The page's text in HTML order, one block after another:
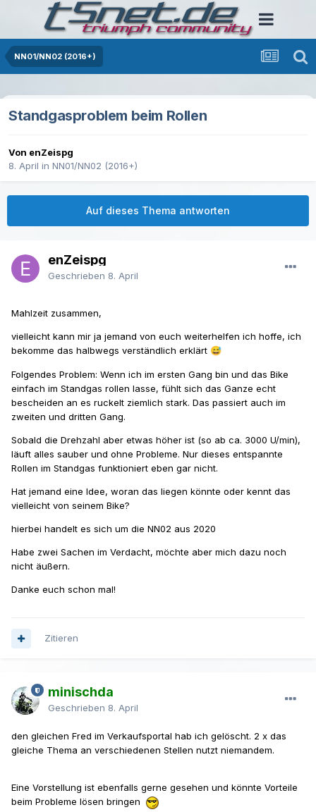
NN01/NN02 (2016+)
Standgasproblem beim Rollen
Von enZeispg
8. April in NN01/NN02 (2016+)
Auf dieses Thema antworten
enZeispg
Geschrieben 8. April
Mahlzeit zusammen,
vielleicht kann mir ja jemand von euch weiterhelfen ich hoffe, ich
bekomme das halbwegs verständlich erklärt 😅
Folgendes Problem: Wenn ich im ersten Gang bin und das Bike
einfach im Standgas rollen lasse, fühlt sich das Ganze echt
bescheiden an es ruckelt ziemlich stark. Das passiert auch im
zweiten und dritten Gang.
Sobald die Drehzahl aber etwas höher ist (so ab ca. 3000 U/min),
läuft alles sauber und ohne Probleme. Nur dieses entspannte
Rollen im Standgas funktioniert eben gar nicht.
Hat jemand eine Idee, woran das liegen könnte oder kennt das
vielleicht von seinem Bike?
hierbei handelt es sich um die NN02 aus 2020
Habe zwei Sachen im Verdacht, möchte aber mich dazu noch
nicht äußern.
Danke euch schon mal!
Zitieren
minischda
Geschrieben 8. April
den gleichen Fred im Verkaufsportal hab ich gelöscht. 2 x das
gleiche Thema an verschiedenen Stellen nutzt niemandem.
Eine Vorstellung ist ebenfalls gerne gesehen und könnte Vorteile
beim Probleme lösen bringen